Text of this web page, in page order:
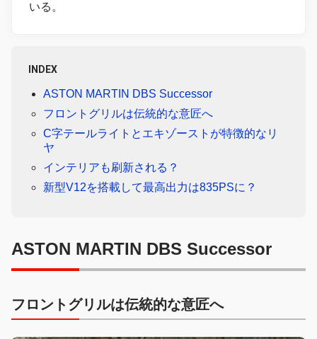
いる。
INDEX
ASTON MARTIN DBS Successor
フロントグリルは伝統的な意匠へ
C字テールライトとエキゾーストが特徴的なリ
ヤ
インテリアも刷新される？
新型V12を搭載して最高出力は835PSに？
ASTON MARTIN DBS Successor
フロントグリルは伝統的な意匠へ